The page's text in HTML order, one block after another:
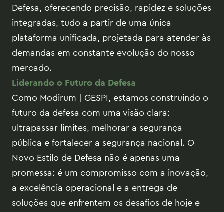
Defesa, oferecendo precisão, rapidez e soluções
integradas, tudo a partir de uma única
plataforma unificada, projetada para atender às
demandas em constante evolução do nosso
mercado.
Liderando o Futuro da Defesa
Como Modirum | GESPI, estamos construindo o
futuro da defesa com uma visão clara:
ultrapassar limites, melhorar a segurança
pública e fortalecer a segurança nacional. O
Novo Estilo de Defesa não é apenas uma
promessa: é um compromisso com a inovação,
a excelência operacional e a entrega de
soluções que enfrentem os desafios de hoje e